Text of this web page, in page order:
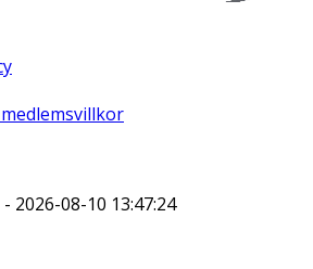
2026-08-10 13:47:24